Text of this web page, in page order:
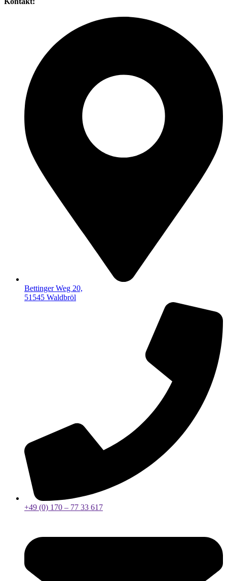
Bettinger Weg 20,
51545 Waldbröl
+49 (0) 170 – 77 33 617